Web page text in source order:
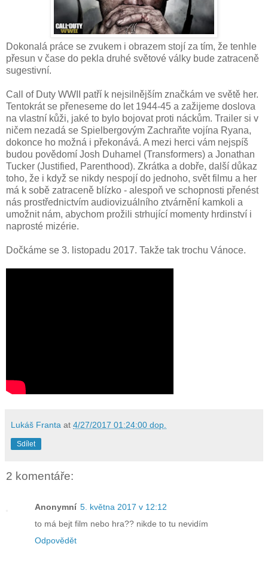
Dokonalá práce se zvukem i obrazem stojí za tím, že tenhle
přesun v čase do pekla druhé světové války bude zatraceně
sugestivní.
Call of Duty WWII patří k nejsilnějším značkám ve světě her.
Tentokrát se přeneseme do let 1944-45 a zažijeme doslova
na vlastní kůži, jaké to bylo bojovat proti náckům. Trailer si v
ničem nezadá se Spielbergovým Zachraňte vojína Ryana,
dokonce ho možná i překonává. A mezi herci vám nejspíš
budou povědomí Josh Duhamel (Transformers) a Jonathan
Tucker (Justified, Parenthood). Zkrátka a dobře, další důkaz
toho, že i když se nikdy nespojí do jednoho, svět filmu a her
má k sobě zatraceně blízko - alespoň ve schopnosti přenést
nás prostřednictvím audiovizuálního ztvárnění kamkoli a
umožnit nám, abychom prožili strhující momenty hrdinství i
naprosté mizérie.
Dočkáme se 3. listopadu 2017. Takže tak trochu Vánoce.
Lukáš Franta at 4/27/2017 01:24:00 dop.
Sdílet
2 komentáře:
Anonymní 5. května 2017 v 12:12
to má bejt film nebo hra?? nikde to tu nevidím
Odpovědět